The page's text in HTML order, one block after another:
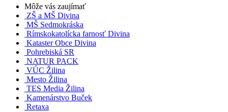
Môže vás zaujímať
ZŠ a MŠ Divina
MŠ Sedmokráska
Rímskokatolícka farnosť Divina
Kataster Obce Divina
Pohrebiská SR
NATUR PACK
VÚC Žilina
Mesto Žilina
TES Media Žilina
Kamenárstvo Buček
Retaxa